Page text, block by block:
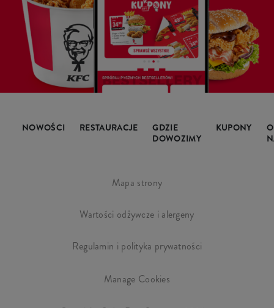
NOWOŚCI RESTAURACJE
GDZIE
DOWOZIMY
KUPONY
O
Mapa strony
Wartości odżywcze i alergeny
Regulamin i polityka prywatności
Manage Cookies